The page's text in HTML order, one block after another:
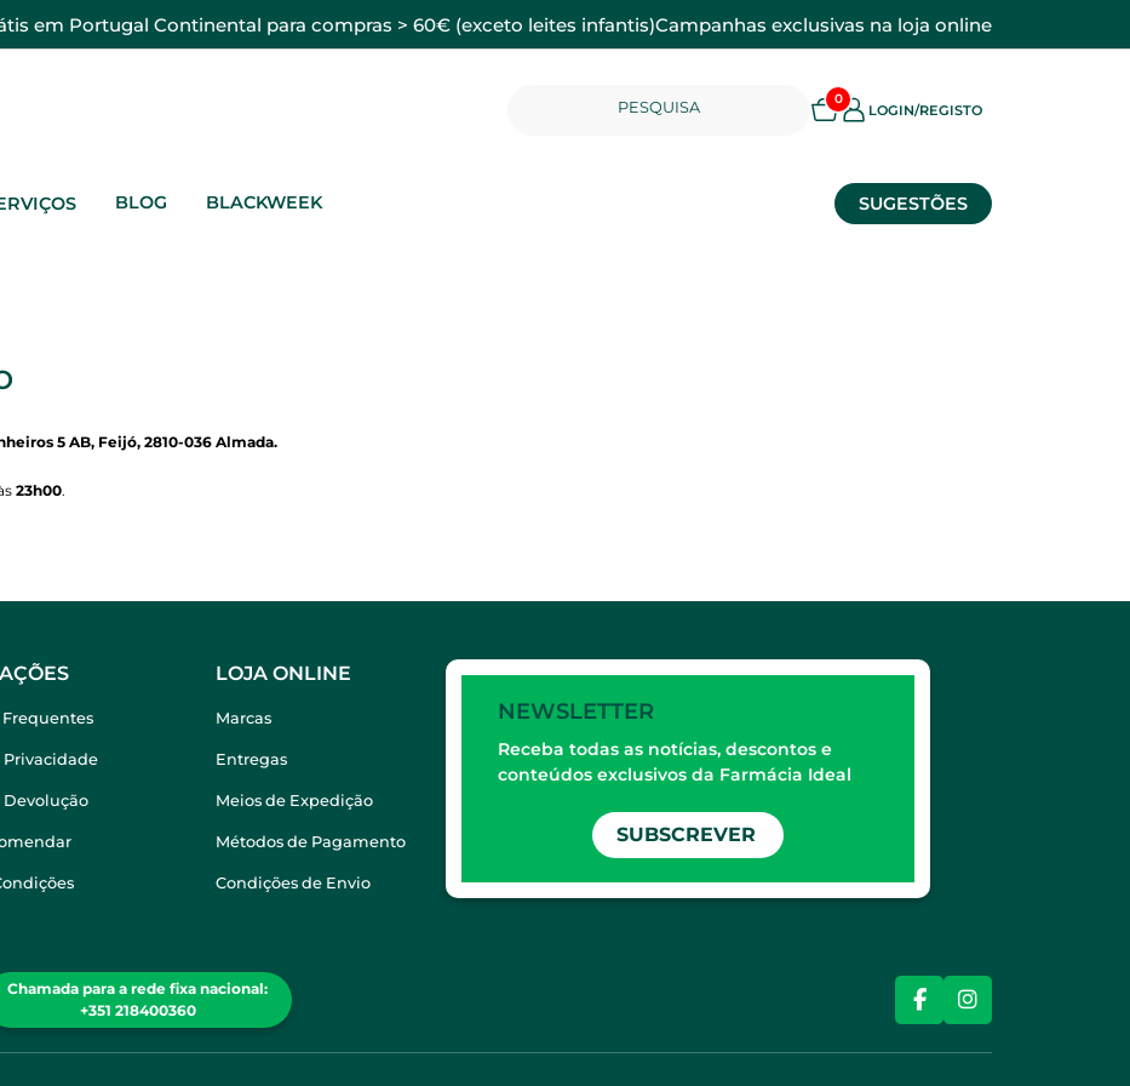
em Portugal Continental para compras > 60€ (exceto leites infantis)Campanhas exclusivas na loja online
PESQUISA 0
LOGIN/REGISTO
BLOG BLACKWEEK SUGESTÕES
5 AB, Feijó, 2810-036 Almada.
23h00.
Privacidade
LOJA ONLINE
Marcas
Entregas
Meios de Expedição
Métodos de Pagamento
Condições de Envio
NEWSLETTER
Receba todas as notícias, descontos e
conteúdos exclusivos da Farmácia Ideal
SUBSCREVER
Chamada para a rede fixa nacional:
+351 218400360